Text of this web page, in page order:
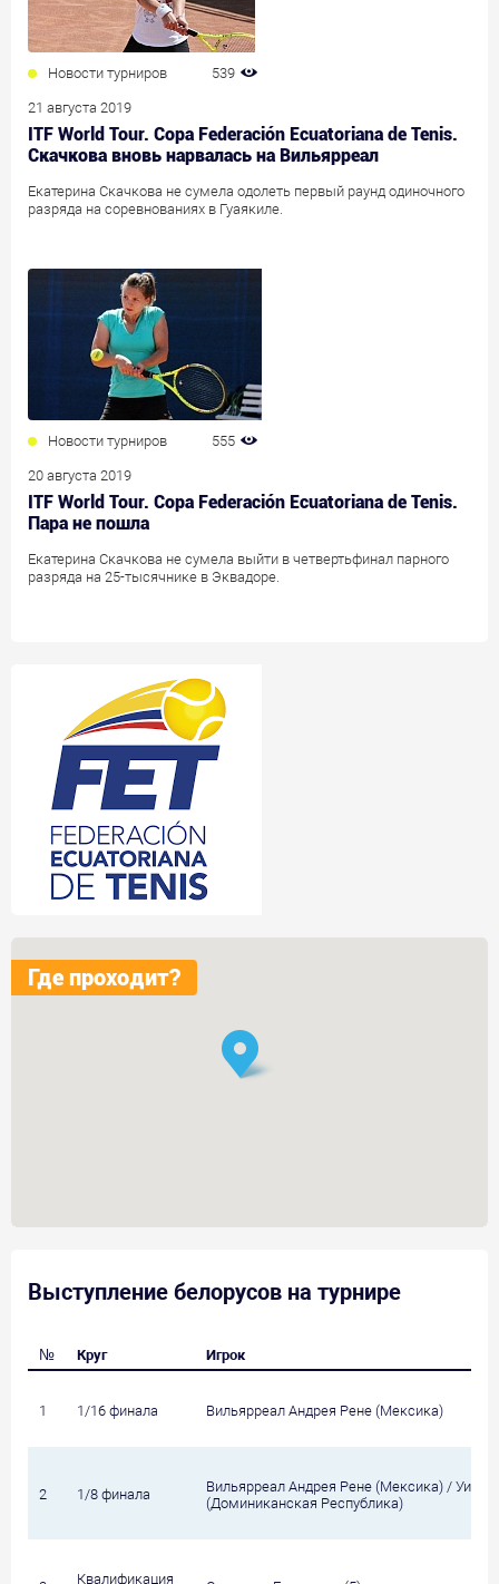
Новости турниров 539
21 августа 2019
ITF World Tour. Copa Federación Ecuatoriana de Tenis.
Скачкова вновь нарвалась на Вильярреал
Екатерина Скачкова не сумела одолеть первый раунд одиночного
разряда на соревнованиях в Гуаякиле.
Новости турниров 555
20 августа 2019
ITF World Tour. Copa Federación Ecuatoriana de Tenis.
Пара не пошла
Екатерина Скачкова не сумела выйти в четвертьфинал парного
разряда на 25-тысячнике в Эквадоре.
Где проходит?
Выступление белорусов на турнире
№ Круг Игрок
1 1/16 финала Вильярреал Андрея Рене (Мексика)
2 1/8 финала
Вильярреал Андрея Рене (Мексика) /
(Доминиканская Республика)
Квалификация